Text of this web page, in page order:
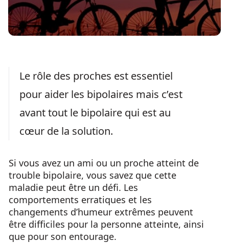
Le rôle des proches est essentiel
pour aider les bipolaires mais c’est
avant tout le bipolaire qui est au
cœur de la solution.
Si vous avez un ami ou un proche atteint de
trouble bipolaire, vous savez que cette
maladie peut être un défi. Les
comportements erratiques et les
changements d’humeur extrêmes peuvent
être difficiles pour la personne atteinte, ainsi
que pour son entourage.